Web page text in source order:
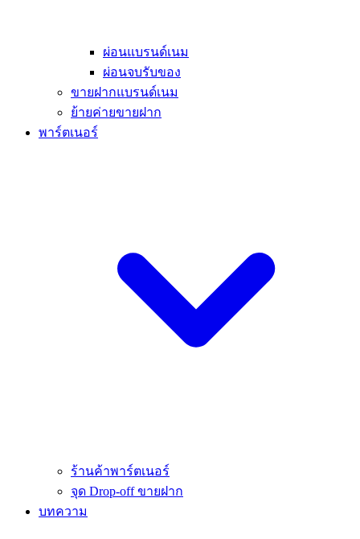
ผ่อนแบรนด์เนม
ผ่อนจบรับของ
ขายฝากแบรนด์เนม
ย้ายค่ายขายฝาก
พาร์ตเนอร์
ร้านค้าพาร์ตเนอร์
จุด Drop-off ขายฝาก
บทความ